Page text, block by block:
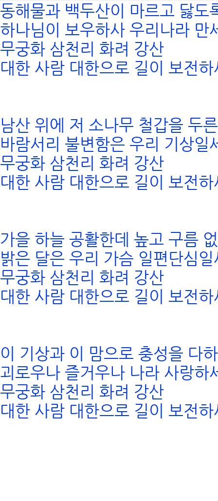
동해물과 백두산이 마르고 닳도
하나님이 보우하사 우리나라 만
무궁화 삼천리 화려 강산
대한 사람 대한으로 길이 보전하
남산 위에 저 소나무 철갑을 두
바람서리 불변함은 우리 기상일
무궁화 삼천리 화려 강산
대한 사람 대한으로 길이 보전하
가을 하늘 공활한데 높고 구름
밝은 달은 우리 가슴 일편단심일
무궁화 삼천리 화려 강산
대한 사람 대한으로 길이 보전하
이 기상과 이 맘으로 충성을 다
괴로우나 즐거우나 나라 사랑하
무궁화 삼천리 화려 강산
대한 사람 대한으로 길이 보전하